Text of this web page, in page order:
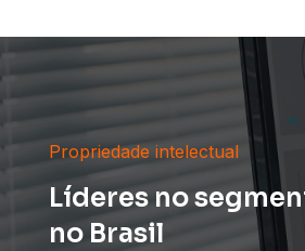
Propriedade intelectual
Líderes no
no Brasil